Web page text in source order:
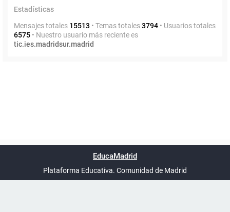
Estadísticas
Mensajes totales 15513 • Temas totales3794 • Usuarios totales
6575 • Nuestro usuario más reciente es
tic.ies.madridsur.madrid
UTC+02:00
phpBB España
EducaMadrid
Plataforma Educativa. Comunidad de Madrid